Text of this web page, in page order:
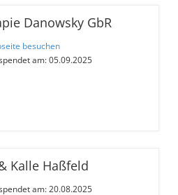
Danowsky GbR
besuchen
am: 05.09.2025
Kalle Haßfeld
am: 20.08.2025